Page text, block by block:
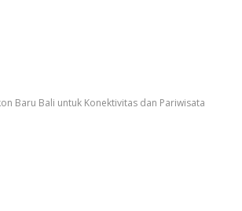
Baru Bali untuk Konektivitas dan Pariwisata